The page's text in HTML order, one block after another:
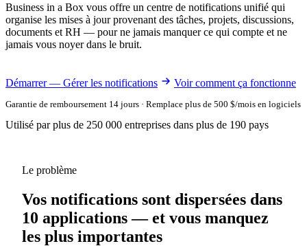
Business in a Box vous offre un centre de notifications unifié qui
organise les mises à jour provenant des tâches, projets, discussions,
documents et RH — pour ne jamais manquer ce qui compte et ne
jamais vous noyer dans le bruit.
Démarrer — Gérer les notifications Voir comment ça fonctionne
Garantie de remboursement 14 jours · Remplace plus de 500 $/mois en logiciels
Utilisé par plus de 250 000 entreprises dans plus de 190 pays
Le problème
Vos notifications sont dispersées dans
10 applications — et vous manquez
les plus importantes